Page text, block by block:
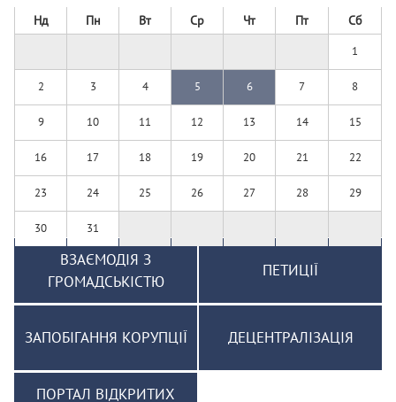
Нд Пн Вт Ср Чт Пт Сб
1
2 3 4 5 6 7 8
9 10 11 12 13 14 15
16 17 18 19 20 21 22
23 24 25 26 27 28 29
30 31
ВЗАЄМОДІЯ З
ГРОМАДСЬКІСТЮ
ПЕТИЦІЇ
ЗАПОБІГАННЯ КОРУПЦІЇ ДЕЦЕНТРАЛІЗАЦІЯ
ПОРТАЛ ВІДКРИТИХ